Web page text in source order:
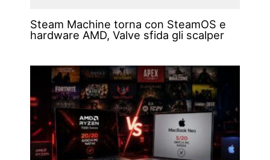
Steam Machine torna con SteamOS e
hardware AMD, Valve sfida gli scalper